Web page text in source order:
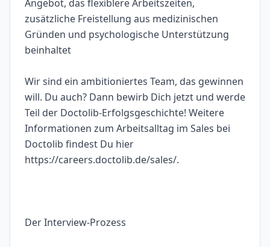
Angebot, das flexiblere Arbeitszeiten,
zusätzliche Freistellung aus medizinischen
Gründen und psychologische Unterstützung
beinhaltet
Wir sind ein ambitioniertes Team, das gewinnen
will. Du auch? Dann bewirb Dich jetzt und werde
Teil der Doctolib-Erfolgsgeschichte! Weitere
Informationen zum Arbeitsalltag im Sales bei
Doctolib findest Du hier
https://careers.doctolib.de/sales/.
Der Interview-Prozess